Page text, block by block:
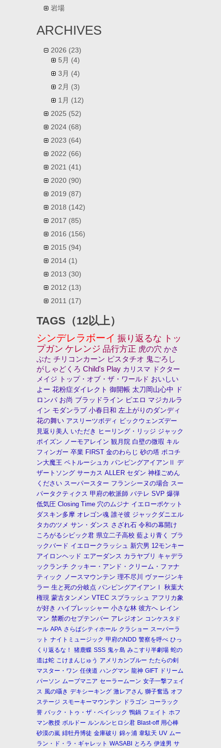
岩場
ARCHIVES
2026 (23)
5月 (4)
3月 (4)
2月 (3)
1月 (12)
2025 (52)
2024 (68)
2023 (64)
2022 (66)
2021 (41)
2020 (90)
2019 (87)
2018 (142)
2017 (85)
2016 (156)
2015 (94)
2014 (1)
2013 (30)
2012 (13)
2011 (17)
TAGS（12以上）
シンデレラボーイ 振り返るな トッ
プガン ケレンジ 品行方正 虎の穴 かさ
ぶた チリコンカーン ピスタチオ 鬼ごろし
がしゃどくろ Child's Play カリスマ
ドクター
メイジ
トップ・オブ・ザ・ワールド おいしい
よー 花粉症ダイレクト 御開帳 太刀岡山心中
ド
ロンパ お尚 ブラッドライン ピエロ マジカルラ
イン モダンラブ 小春日和 左上がりのダンディ
花の舞い アスリーツボディ ビックウェンズデー
見返り美人 いただき ヒーリング・リッジ ジャック
ポイズン ノーモアレイン 観月院 白壁の微瑕 キル
フィンガー 卒業 FIRST 金のわらじ 砂の塔 ポコチ
ン大魔王 ペトルーシュカ パンピングアイアンⅡ デ
ザートソング サーカス ALLER セダン 神様ごめん
ください スーパースター フランシーヌの場合 スー
パータクティクス 甲府の軟派師 バテレ SVP 爆弾
低気圧 Closing Time 穴のムジナ イエローポケット
ダスキン多摩 オレゴン魂 誰そ彼 ジャックダニエル
タカのツメ サン・ダンス さざれ石 令和の幕開け
ころがるシビック君 県立二子高校 藍より青く ブラ
ックバード イエロークラッシュ 新穴男 12モンキー
アイロンヘッド エアーダンス カラヤブリ キャデラ
ックランチ クッキー・アンド・クリーム・ファナ
ティック ノースマウンテン 理不尽川
ヴァージンキ
ラー 生と死の分岐点 パンピングアイアンⅠ
秋葉大
権現 蒙古タンメン VTEC スプラッシュ アフリカ象
が好き ハイプレッシャー 小さな林 彼方へ レイン
マン 禁断のセプテンバー アレジオン コンケスタド
ール APA さらばシティホール クラショー スーパーラ
ット ナイトミュージック 甲府のNDD 警察を呼べ ひっ
くり返るな！
猪鹿蝶 SSS 鬼ヶ島 みこすり半劇場 蛇の
道は蛇 こけまんじゅう アメリカンブルー たたらの剣
マスター・ワン 任侠道 ハングマン 龍神 GIFT ドリーム
パーソン ムーブマニア セーラームーン 女子一撃フェイ
ス 風の囁き デキシーキング 激レアさん 獅子奮迅 オフ
ステージ スモーキーマウンテン ドラゴン コーラック
誉 バック・トゥ・ザ・ベイシック 鴨鍋 フェイト ホフ
マン教授 ボルドー ルンルンヒロシ君 Blast-off 用心棒
砂漠の嵐 緋牡丹博徒 金庫破り 錦ヶ浦 韋駄天 UV ムー
ラン・ド・ラ・ギャレット WASABI とろろ 伊達男 サ